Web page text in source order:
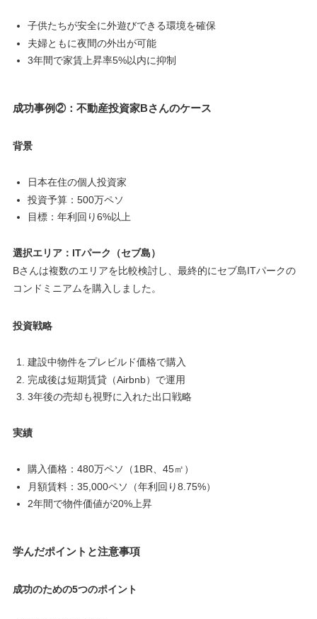
子供たちが安全に外遊びできる環境を確保
夫婦ともに夜間の外出が可能
3年間で家賃上昇率5%以内に抑制
成功事例②：不動産投資家Bさんのケース
背景
日本在住の個人投資家
投資予算：500万ペソ
目標：年利回り6%以上
選択エリア：ITパーク（セブ島）
Bさんは複数のエリアを比較検討し、最終的にセブ島ITパークの
コンドミニアムを購入しました。
投資戦略
建設中物件をプレビルド価格で購入
完成後は短期賃貸（Airbnb）で運用
3年後の売却も視野に入れた出口戦略
実績
購入価格：480万ペソ（1BR、45㎡）
月額賃料：35,000ペソ（年利回り8.75%）
2年間で物件価値が20%上昇
学んだポイントと注意事項
成功のための5つのポイント